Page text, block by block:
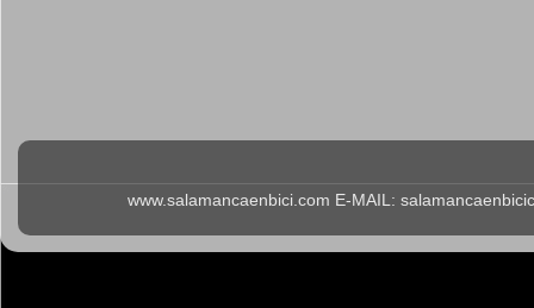
www.salamancaenbici.com E-MAIL: